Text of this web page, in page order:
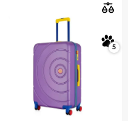
5